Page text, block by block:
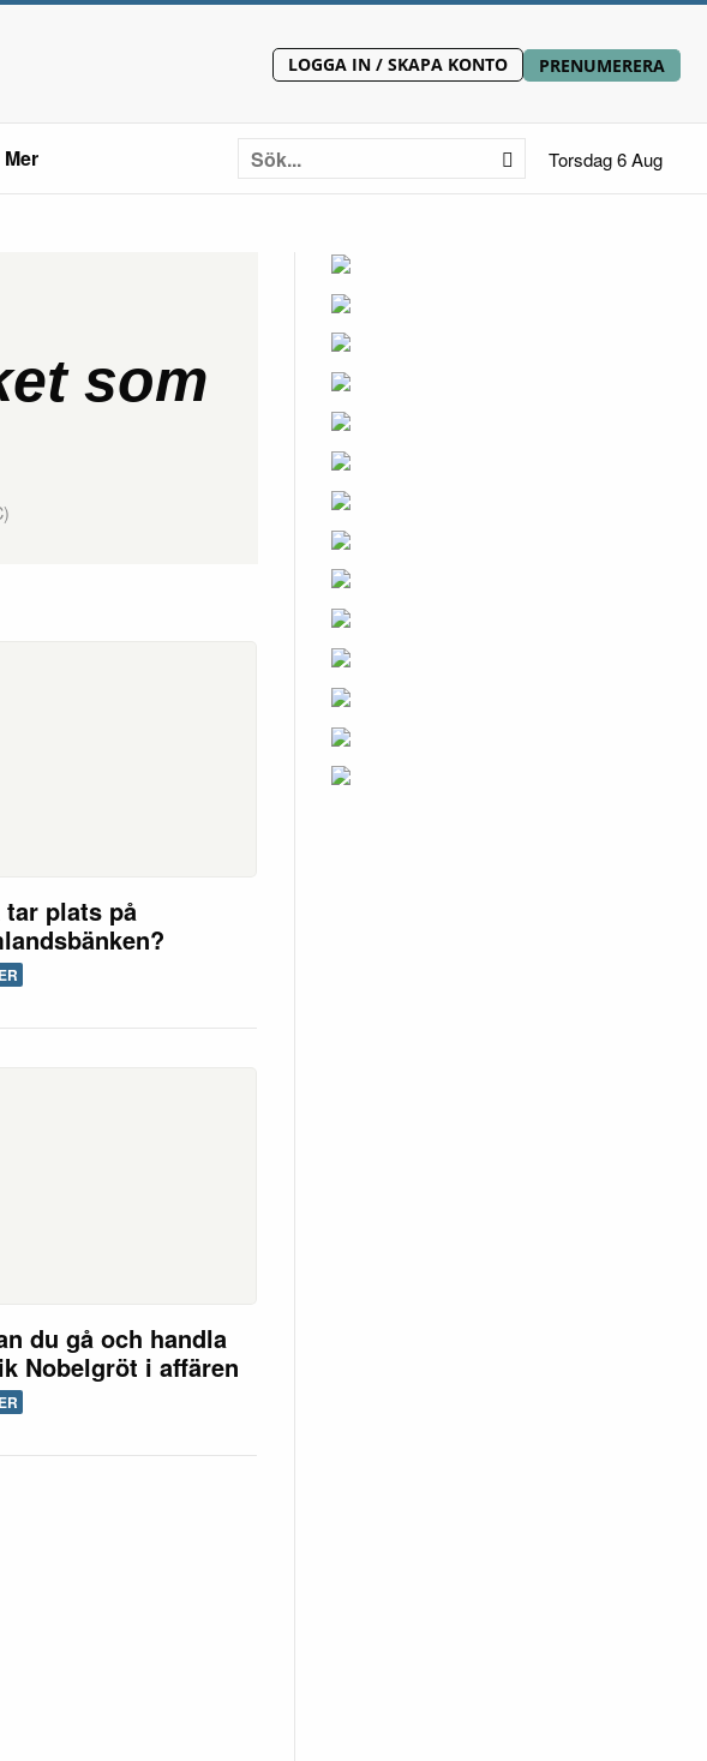
LOGGA IN / SKAPA KONTO PRENUMERERA
Mer Torsdag 6 Aug
som
tar plats på
du gå och handla
Nobelgröt i affären